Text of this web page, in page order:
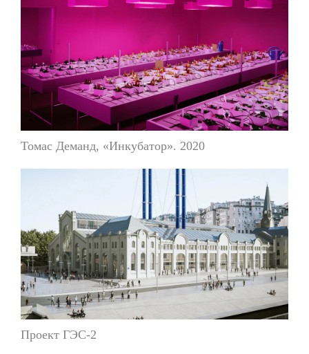
Томас Деманд, «Инкубатор». 2020
Проект ГЭС-2